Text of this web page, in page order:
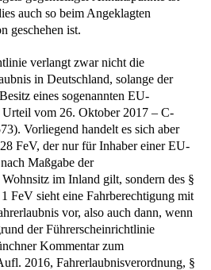
auch so beim Angeklagten
geschehen ist.
verlangt zwar nicht die
in Deutschland, solange der
eines sogenannten EU-
vom 26. Oktober 2017 – C-
Vorliegend handelt es sich aber
FeV, der nur für Inhaber einer EU-
Maßgabe der
im Inland gilt, sondern des §
FeV sieht eine Fahrberechtigung mit
vor, also auch dann, wenn
der Führerscheinrichtlinie
Kommentar zum
2016, Fahrerlaubnisverordnung, §